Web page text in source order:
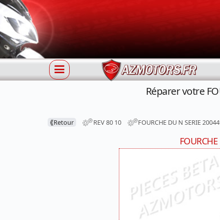
Réparer votre
⟪Retour REV 80 10 FOURCHE DU N SERIE